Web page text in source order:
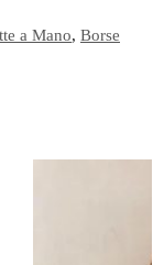
a Mano, Borse